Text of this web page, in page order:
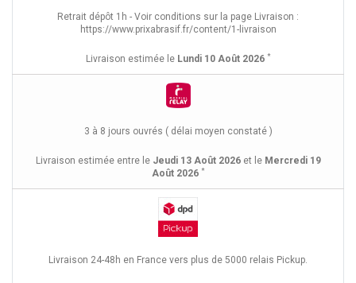
Retrait dépôt 1h - Voir conditions sur la page Livraison :
https://www.prixabrasif.fr/content/1-livraison
Livraison estimée le Lundi 10 Août 2026 *
3 à 8 jours ouvrés ( délai moyen constaté )
Livraison estimée entre le Jeudi 13 Août 2026et le Mercredi 19
Août 2026 *
Livraison 24-48h en France vers plus de 5000 relais Pickup.